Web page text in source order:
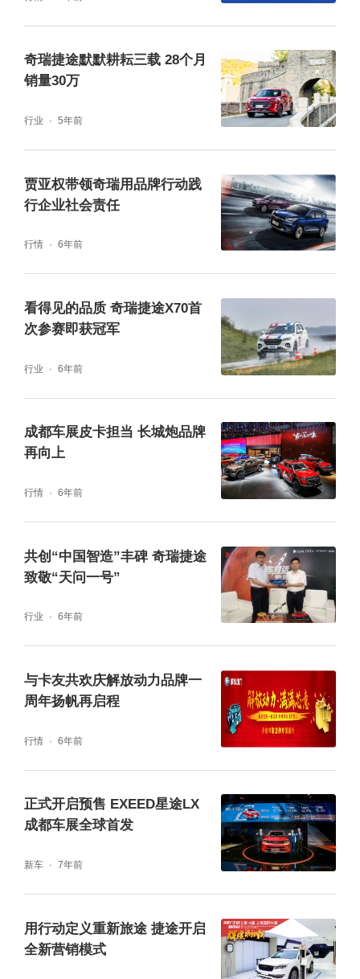
奇瑞捷途默默耕耘三载 28个月
销量30万
行业 5年前
贾亚权带领奇瑞用品牌行动践
行企业社会责任
行情 6年前
看得见的品质 奇瑞捷途X70首
次参赛即获冠军
行业 6年前
成都车展皮卡担当 长城炮品牌
再向上
行情 6年前
共创“中国智造”丰碑 奇瑞捷途
致敬“天问一号”
行业 6年前
与卡友共欢庆解放动力品牌一
周年扬帆再启程
行情 6年前
正式开启预售 EXEED星途LX
成都车展全球首发
新车 7年前
用行动定义重新旅途 捷途开启
全新营销模式